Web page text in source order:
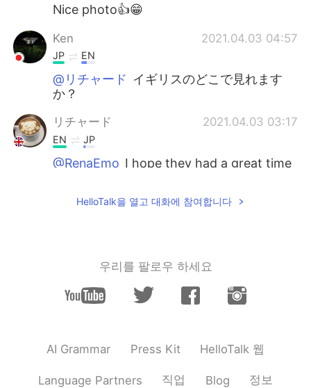
Nice photo👍😁
Ken 2021.04.03 04:57
JP EN
@リチャード イギリスのどこで見れます
か？
リチャード 2021.04.03 03:17
EN JP
@RenaEmo I hope they had a great time
リチャード 2021.04.03 03:14
桜は私を幸せにします🌸☀️
リチャード 2021.04.03 03:13
JP
commenting!🌸 It’s one of my favourite
HelloTalk을 열고 대화에 참여합니다
우리를 팔로우 하세요
AI Grammar Press Kit HelloTalk 웹
Language Partners 직업 Blog 정보